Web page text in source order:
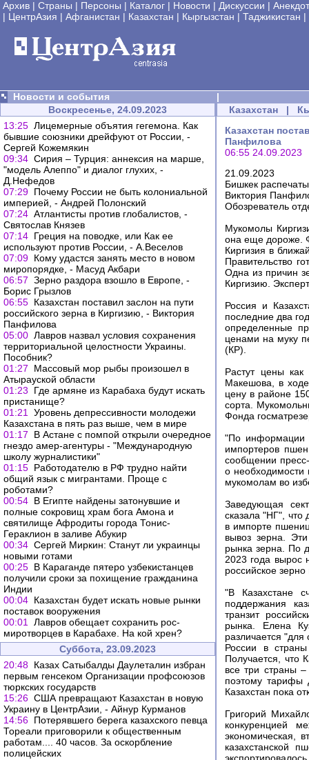
Архив | Страны | Персоны | Каталог | Новости | Дискуссии |
| ЦентрАзия | Афганистан | Казахстан | Кыргызстан | Таджикистан |
Новости и события
|
Воскресенье, 24.09.2023
13:25 Лицемерные объятия гегемона. Как
бывшие союзники дрейфуют от России, -
Сергей Кожемякин
09:34 Сирия – Турция: аннексия на марше,
"модель Алеппо" и диалог глухих, -
Д.Нефедов
07:29 Почему России не быть колониальной
империей, - Андрей Полонский
07:24 Атлантисты против глобалистов, -
Святослав Князев
07:14 Греция на поводке, или Как ее
используют против России, - А.Веселов
07:09 Кому удастся занять место в новом
миропорядке, - Масуд Акбари
06:57 Зерно раздора взошло в Европе, -
Борис Грызлов
06:55 Казахстан поставил заслон на пути
российского зерна в Киргизию, - Виктория
Панфилова
05:00 Лавров назвал условия сохранения
территориальной целостности Украины.
Пособник?
01:27
Массовый мор рыбы произошел в
Атырауской области
01:23
Где армяне из Карабаха будут искать
пристанище?
01:21
Уровень депрессивности молодежи
Казахстана в пять раз выше, чем в мире
01:17
В Астане с помпой открыли очередное
гнездо амер-агентуры - "Международную
школу журналистики"
01:15 Работодателю в РФ трудно найти
общий язык с мигрантами. Проще с
роботами?
00:54 В Египте найдены затонувшие и
полные сокровищ храм бога Амона и
святилище Афродиты города Тонис-
Гераклион в заливе Абукир
00:34 Сергей Миркин: Станут ли украинцы
новыми готами
00:25 В Караганде пятеро узбекистанцев
получили сроки за похищение гражданина
Индии
00:04 Казахстан будет искать новые рынки
поставок вооружения
00:01
Лавров обещает сохранить рос-
миротворцев в Карабахе. На кой хрен?
Суббота, 23.09.2023
20:48 Казах Сатыбалды Даулеталин избран
первым генсеком Организации профсоюзов
тюркских государств
15:26 США превращают Казахстан в новую
Украину в ЦентрАзии, - Айнур Курманов
14:56 Потерявшего берега казахского певца
Тореали приговорили к общественным
работам.... 40 часов. За оскорбление
полицейских
Казахстан |
Казахстан
Панфилова
06:55 24.09.2023
21.09.2023
Бишкек
Виктория
Обозреватель
Мукомолы
она еще дороже.
Киргизия в
Правительство
Одна из причин
Киргизию.
Россия и
последние два
определенные
ценами на муку
(КР).
Растут цены
Макешова, в
цену в районе
сорта.
Фонда
"По информации
импортеров
сообщении
о необходимости
мукомолам во
Заведующая
сказала "НГ", что
в импорте
вывоз зерна.
рынка зерна. По
2023 года вырос
российское
"В Казахстане
поддержания
транзит
рынка. Елена
различается
России в
Получается, что
все три страны –
поэтому тарифы
Казахстан пока
Григорий
конкуренцией
экономическая,
казахстанской